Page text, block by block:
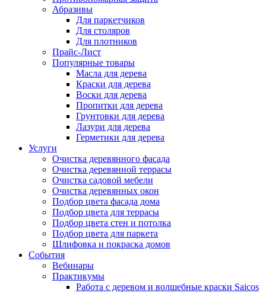
Абразивы
Для паркетчиков
Для столяров
Для плотников
Прайс-Лист
Популярные товары
Масла для дерева
Краски для дерева
Воски для дерева
Пропитки для дерева
Грунтовки для дерева
Лазури для дерева
Герметики для дерева
Услуги
Очистка деревянного фасада
Очистка деревянной террасы
Очистка садовой мебели
Очистка деревянных окон
Подбор цвета фасада дома
Подбор цвета для террасы
Подбор цвета стен и потолка
Подбор цвета для паркета
Шлифовка и покраска домов
События
Вебинары
Практикумы
Работа с деревом и волшебные краски Saicos